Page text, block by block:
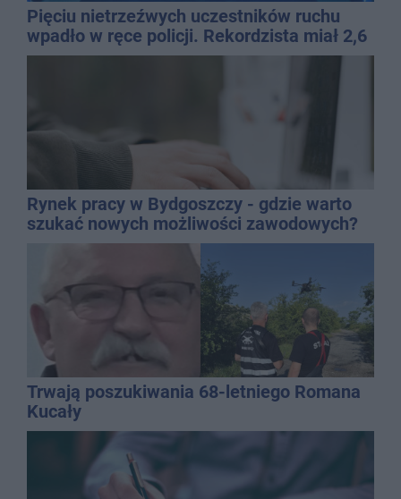
Pięciu nietrzeźwych uczestników ruchu
wpadło w ręce policji. Rekordzista miał 2,6
promila
Rynek pracy w Bydgoszczy - gdzie warto
szukać nowych możliwości zawodowych?
Trwają poszukiwania 68-letniego Romana
Kucały